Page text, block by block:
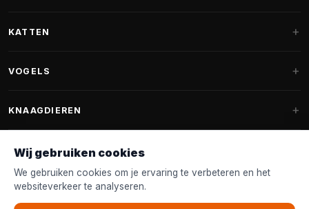
Fantail hondenmanden
Hondenspeelgoed
Halsband & Lijn
Shampoo & Verzorging
KATTEN
Krabpalen voor Maine Coon
Kattenmanden
VOGELS
Vogelvoer binnenvogels
Voederhuisjes
Nestkastjes & Nesting
Tuinvogelvoer
KNAAGDIEREN
Knaagdierenvoer
Accessoires
KLANTENSERVICE
Wij gebruiken cookies
We gebruiken cookies om je ervaring te verbeteren en het
websiteverkeer te analyseren.